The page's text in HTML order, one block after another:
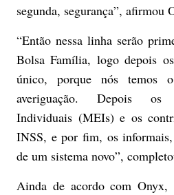
segunda, segurança”, afirmou
“Então nessa linha serão
Bolsa Família, logo depois
único, porque nós temos
averiguação. Depois os
Individuais (MEIs) e os
INSS, e por fim, os
de um sistema novo”,
Ainda de acordo com Onyx,